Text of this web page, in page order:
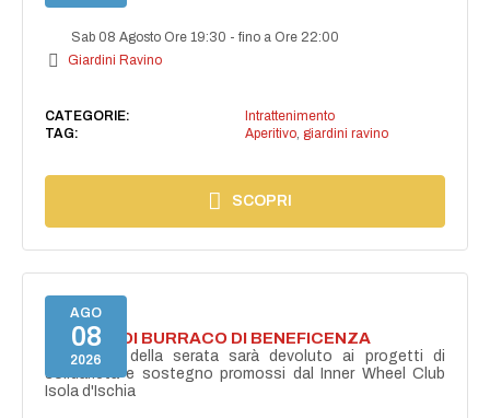
Sab 08 Agosto Ore 19:30 -fino a Ore 22:00
Giardini Ravino
CATEGORIE:
Intrattenimento
TAG:
Aperitivo, giardini ravino
SCOPRI
AGO
08
2026
TORNEO DI BURRACO DI BENEFICENZA
Il ricavato della serata sarà devoluto ai progetti di
solidarietà e sostegno promossi dal Inner Wheel Club
Isola d'Ischia